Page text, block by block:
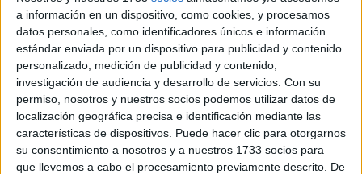
a información en un dispositivo, como cookies, y procesamos
datos personales, como identificadores únicos e información
estándar enviada por un dispositivo para publicidad y contenido
personalizado, medición de publicidad y contenido,
investigación de audiencia y desarrollo de servicios. Con su
permiso, nosotros y nuestros socios podemos utilizar datos de
localización geográfica precisa e identificación mediante las
características de dispositivos. Puede hacer clic para otorgarnos
su consentimiento a nosotros y a nuestros 1733 socios para
que llevemos a cabo el procesamiento previamente descrito. De
onces de los últimos tres partidos.
Es normal que los curiosos o interesados reciten la
pregunta que parece más que pertinente:¿Tiene el Ceuta
un once fijo?. A priori, uno puede creer que sí. Desde
que el Ceuta comenzó la senda de la imbatibilidad,
nueve jugadores han sido titulares en todos los
partidos de manera ininterrumpida.